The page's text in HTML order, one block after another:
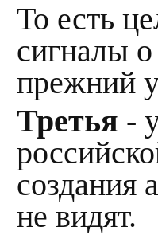
То есть
сигналы
прежний
Третья -
создания
не видят.